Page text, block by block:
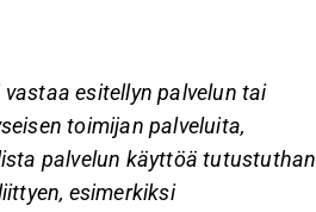
esitellyn palvelun tai
toimijan palveluita,
palvelun käyttöä tutustuthan
esimerkiksi